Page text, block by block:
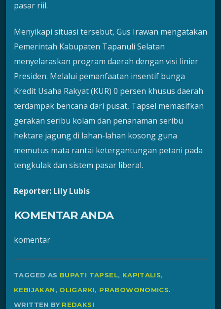
pasar riil.
Menyikapi situasi tersebut, Gus Irawan mengatakan
Pemerintah Kabupaten Tapanuli Selatan
menyelaraskan program daerah dengan visi linier
Presiden. Melalui pemanfaatan insentif bunga
Kredit Usaha Rakyat (KUR) 0 persen khusus daerah
terdampak bencana dari pusat, Tapsel memasifkan
gerakan seribu kolam dan penanaman seribu
hektare jagung di lahan-lahan kosong guna
memutus mata rantai ketergantungan petani pada
tengkulak dan sistem pasar liberal.
Reporter: Lily Lubis
KOMENTAR ANDA
komentar
TAGGED AS BUPATI TAPSEL, KAPITALIS,
KEBIJAKAN, OLIGARKI, PRABOWONOMICS.
WRITTEN BY REDAKSI